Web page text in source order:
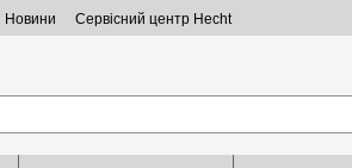
Новини
Сервісний центр Hecht